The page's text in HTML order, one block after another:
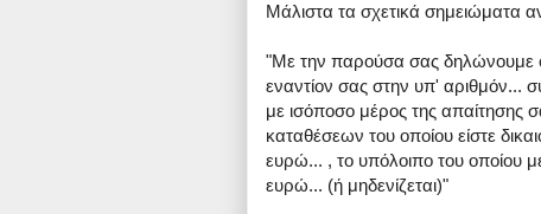
Μάλιστα τα σχετικά σημειώματα
"Με την παρούσα σας δηλώνουμε
εναντίον σας στην υπ' αριθμόν...
με ισόποσο μέρος της απαίτησης
καταθέσεων του οποίου είστε
ευρώ... , το υπόλοιπο του οποίου
ευρώ... (ή μηδενίζεται)"